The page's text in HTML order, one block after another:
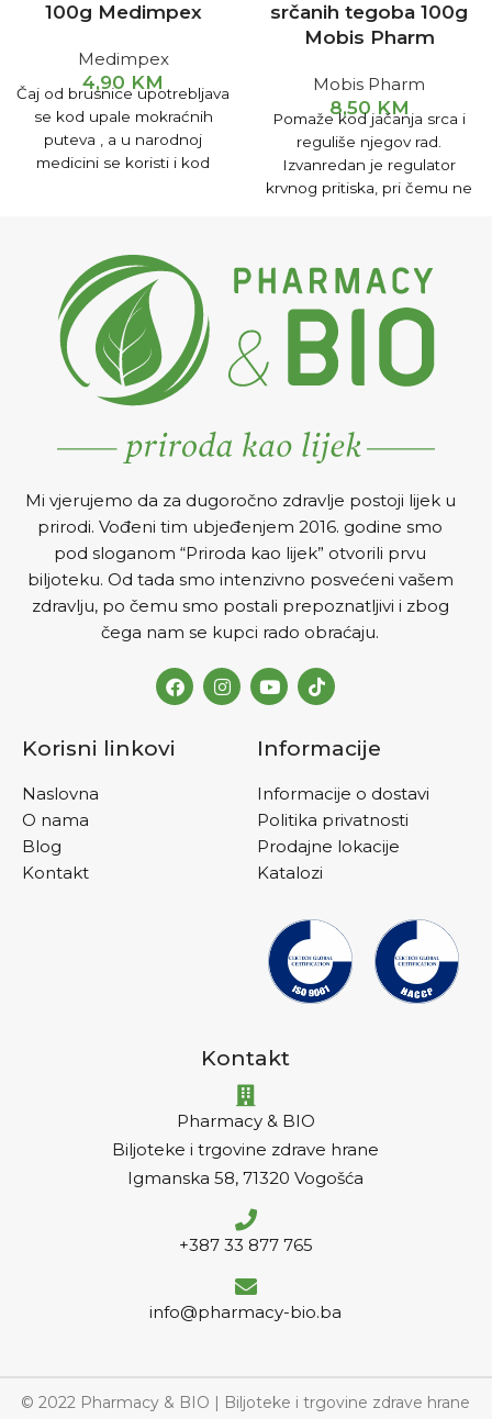
100g Medimpex
Medimpex
4,90 KM
Čaj od brusnice upotrebljava
se kod upale mokraćnih
puteva , a u narodnoj
medicini se koristi i kod
čaja.
srčanih tegoba 100g
Mobis Pharm
Mobis Pharm
8,50 KM
Pomaže kod jačanja srca i
reguliše njegov rad.
Izvanredan je regulator
krvnog pritiska, pri čemu ne
oslabljenog srčanog mišića.
Pomaže u liječenju
oštećenog srčanog mišića u
starosti, kod upale srčanog
mišića, liječenju zakrčenja
Mi vjerujemo da za dugoročno zdravlje postoji lijek u
prirodi. Vođeni tim ubjeđenjem 2016. godine smo
pod sloganom “Priroda kao lijek” otvorili prvu
biljoteku. Od tada smo intenzivno posvećeni vašem
zdravlju, po čemu smo postali prepoznatljivi i zbog
čega nam se kupci rado obraćaju.
Korisni linkovi
Naslovna
O nama
Blog
Kontakt
Informacije
Informacije o dostavi
Politika privatnosti
Prodajne lokacije
Katalozi
Kontakt
Pharmacy & BIO
Biljoteke i trgovine zdrave hrane
Igmanska 58, 71320 Vogošća
+387 33 877 765
info@pharmacy-bio.ba
© 2022 Pharmacy & BIO | Biljoteke i trgovine zdrave hrane